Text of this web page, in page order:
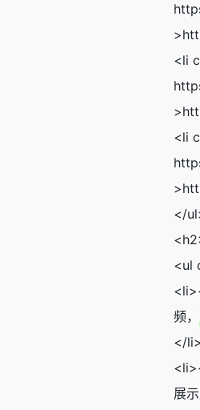
<li
<li
</
<ul
频
</
展